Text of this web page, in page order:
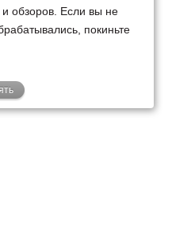
и обзоров. Если вы не
покиньте